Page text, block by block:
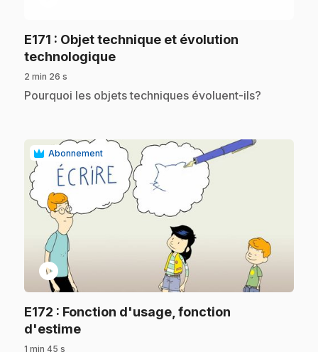
E171 : Objet technique et évolution
technologique.
2 min 26 s
.Pourquoi les objets techniques évoluent-ils?
Abonnement
play_circle
E172 : Fonction d'usage, fonction
d'estime.
1 min 45 s